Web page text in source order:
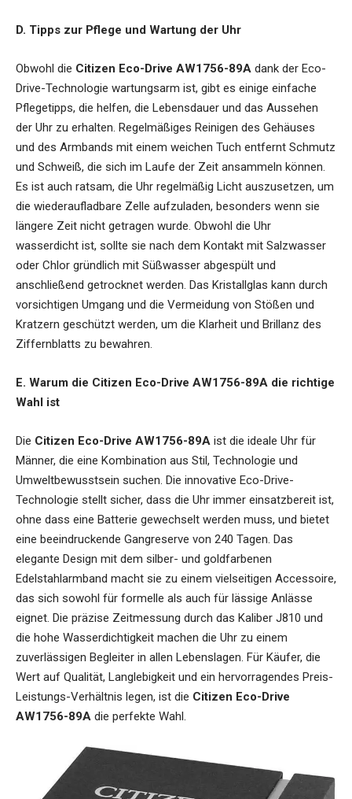
D. Tipps zur Pflege und Wartung der Uhr
Obwohl die Citizen Eco-Drive AW1756-89A dank der Eco-
Drive-Technologie wartungsarm ist, gibt es einige einfache
Pflegetipps, die helfen, die Lebensdauer und das Aussehen
der Uhr zu erhalten. Regelmäßiges Reinigen des Gehäuses
und des Armbands mit einem weichen Tuch entfernt Schmutz
und Schweiß, die sich im Laufe der Zeit ansammeln können.
Es ist auch ratsam, die Uhr regelmäßig Licht auszusetzen, um
die wiederaufladbare Zelle aufzuladen, besonders wenn sie
längere Zeit nicht getragen wurde. Obwohl die Uhr
wasserdicht ist, sollte sie nach dem Kontakt mit Salzwasser
oder Chlor gründlich mit Süßwasser abgespült und
anschließend getrocknet werden. Das Kristallglas kann durch
vorsichtigen Umgang und die Vermeidung von Stößen und
Kratzern geschützt werden, um die Klarheit und Brillanz des
Ziffernblatts zu bewahren.
E. Warum die Citizen Eco-Drive AW1756-89A die richtige
Wahl ist
Die Citizen Eco-Drive AW1756-89A ist die ideale Uhr für
Männer, die eine Kombination aus Stil, Technologie und
Umweltbewusstsein suchen. Die innovative Eco-Drive-
Technologie stellt sicher, dass die Uhr immer einsatzbereit ist,
ohne dass eine Batterie gewechselt werden muss, und bietet
eine beeindruckende Gangreserve von 240 Tagen. Das
elegante Design mit dem silber- und goldfarbenen
Edelstahlarmband macht sie zu einem vielseitigen Accessoire,
das sich sowohl für formelle als auch für lässige Anlässe
eignet. Die präzise Zeitmessung durch das Kaliber J810 und
die hohe Wasserdichtigkeit machen die Uhr zu einem
zuverlässigen Begleiter in allen Lebenslagen. Für Käufer, die
Wert auf Qualität, Langlebigkeit und ein hervorragendes Preis-
Leistungs-Verhältnis legen, ist die Citizen Eco-Drive
AW1756-89A die perfekte Wahl.